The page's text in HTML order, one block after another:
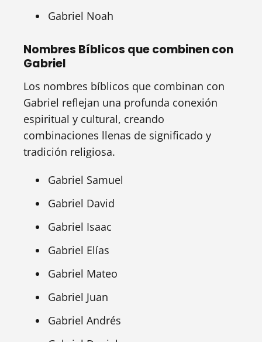
Gabriel Noah
Nombres Bíblicos que combinen con
Gabriel
Los nombres bíblicos que combinan con
Gabriel reflejan una profunda conexión
espiritual y cultural, creando
combinaciones llenas de significado y
tradición religiosa.
Gabriel Samuel
Gabriel David
Gabriel Isaac
Gabriel Elías
Gabriel Mateo
Gabriel Juan
Gabriel Andrés